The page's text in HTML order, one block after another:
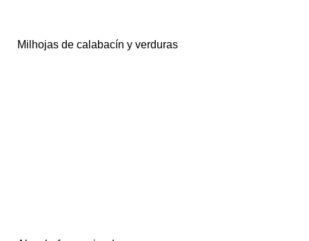
Milhojas de calabacín y verduras